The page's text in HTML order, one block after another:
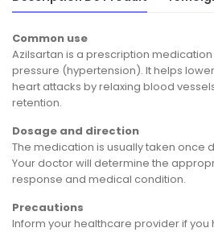
Common use
Azilsartan is a prescription
pressure (hypertension). It helps
heart attacks by relaxing blood
retention.
Dosage and direction
The medication is usually taken once
Your doctor will determine the
response and medical condition.
Precautions
Inform your healthcare provider if you